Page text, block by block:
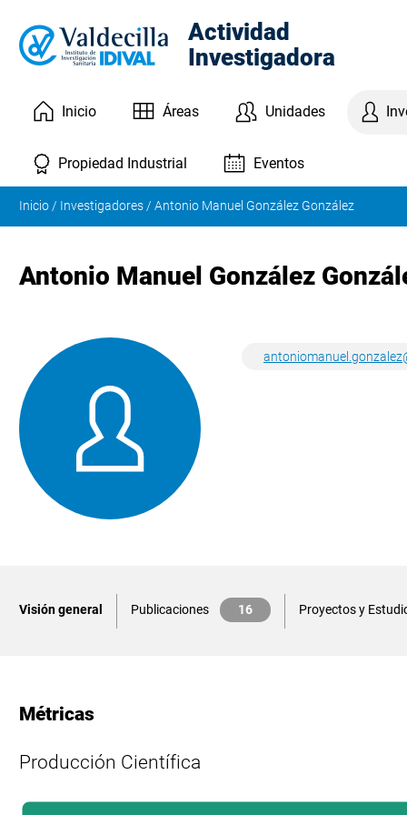
Actividad
Investigadora
Inicio Áreas Unidades
Propiedad Industrial Eventos
Inicio / Investigadores / Antonio Manuel González González
Antonio Manuel González
Visión general Publicaciones 16 Proyectos y
Métricas
Producción Científica
L